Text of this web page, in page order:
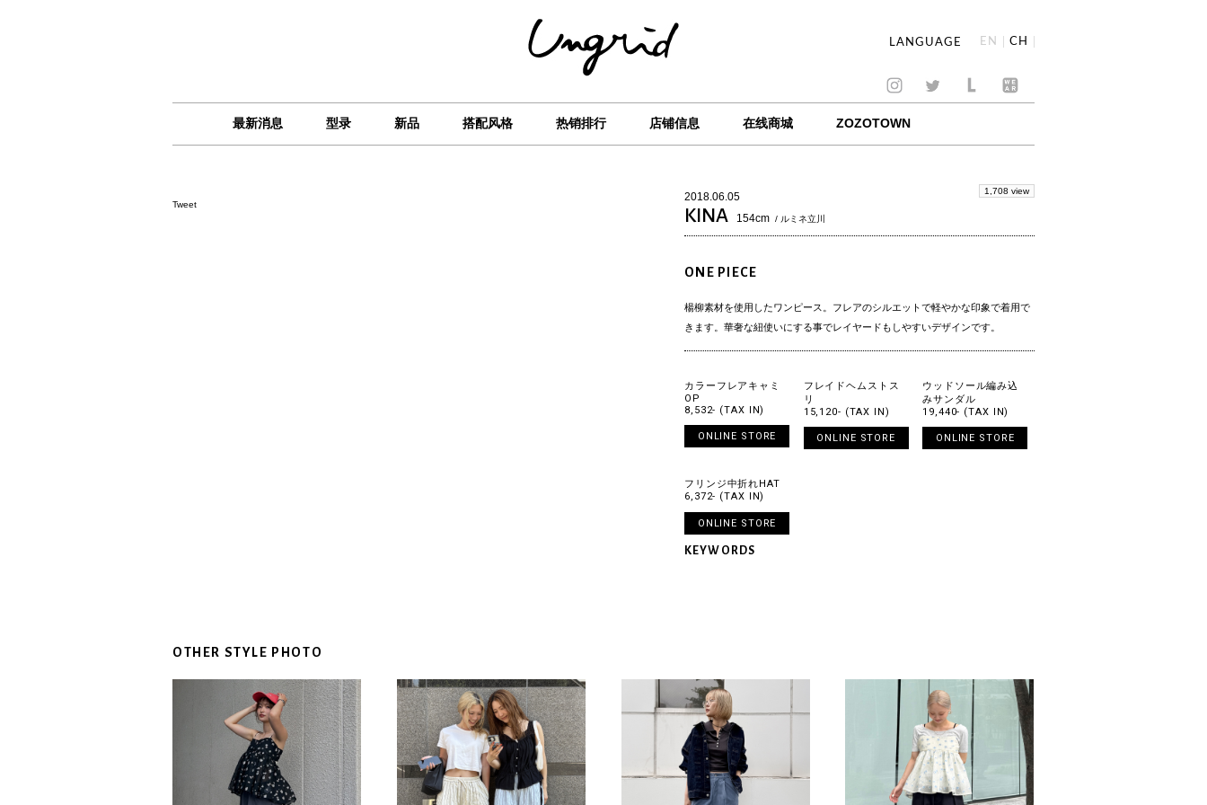
LANGUAGE EN CH
最新消息 型录 新品 搭配风格 热销排行 店铺信息 在线商城 ZOZOTOWN
Tweet
2018.06.05
KINA 154cm / ルミネ立川
1,708 view
ONE PIECE
楊柳素材を使用したワンピース。フレアのシルエットで軽やかな印象で着用で
きます。華奢な紐使いにする事でレイヤードもしやすいデザインです。
カラーフレアキャミ
OP
8,532- (TAX IN)
ONLINE STORE
フレイドヘムストス
リ
15,120- (TAX IN)
ONLINE STORE
ウッドソール編み込
みサンダル
19,440- (TAX IN)
ONLINE STORE
フリンジ中折れHAT
6,372- (TAX IN)
ONLINE STORE
KEYWORDS
OTHER STYLE PHOTO